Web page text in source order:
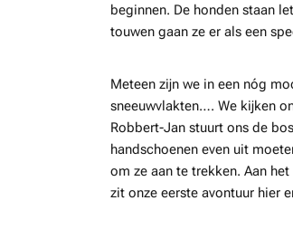
beginnen. De honden staan
touwen gaan ze er als een
Meteen zijn we in een nóg
sneeuwvlakten…. We kijken
Robbert-Jan stuurt ons de
handschoenen even uit
om ze aan te trekken. Aan
zit onze eerste avontuur hier